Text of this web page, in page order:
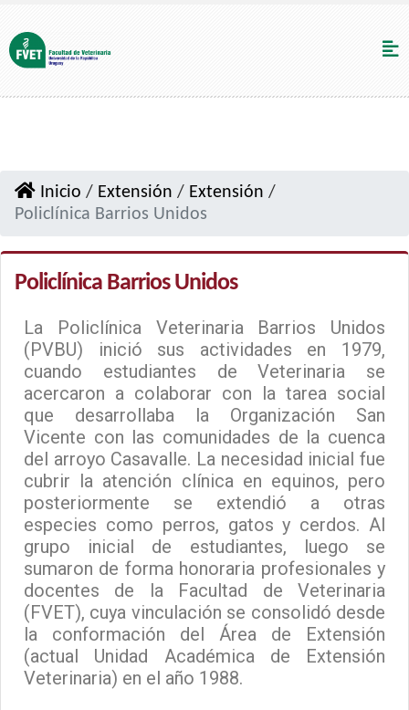
Inicio / Extensión / Extensión /
Policlínica Barrios Unidos
Policlínica Barrios Unidos
La Policlínica Veterinaria Barrios Unidos
(PVBU) inició sus actividades en 1979,
cuando estudiantes de Veterinaria se
acercaron a colaborar con la tarea social
que desarrollaba la Organización San
Vicente con las comunidades de la cuenca
del arroyo Casavalle. La necesidad inicial fue
cubrir la atención clínica en equinos, pero
posteriormente se extendió a otras
especies como perros, gatos y cerdos. Al
grupo inicial de estudiantes, luego se
sumaron de forma honoraria profesionales y
docentes de la Facultad de Veterinaria
(FVET), cuya vinculación se consolidó desde
la conformación del Área de Extensión
(actual Unidad Académica de Extensión
Veterinaria) en el año 1988.